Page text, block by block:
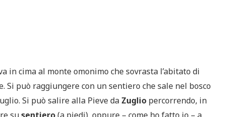
in cima al monte omonimo che sovrasta l’abitato di
può raggiungere con un sentiero che sale nel bosco
Si può salire alla Pieve da Zuglio percorrendo, in